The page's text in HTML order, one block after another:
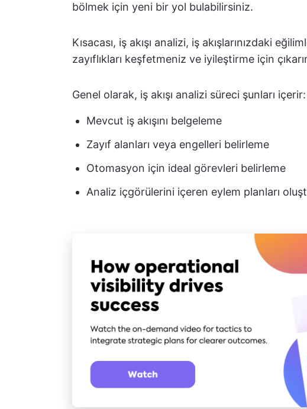
bölmek için yeni bir yol bulabilirsiniz.
Kısacası, iş akışı analizi, iş akışlarınızdaki
zayıflıkları keşfetmeniz ve iyileştirme için
Genel olarak, iş akışı analizi süreci şunları içerir:
Mevcut iş akışını belgeleme
Zayıf alanları veya engelleri belirleme
Otomasyon için ideal görevleri belirleme
Analiz içgörülerini içeren eylem planları